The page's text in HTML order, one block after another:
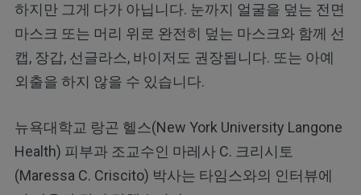
하지만 그게 다가 아닙니다. 눈까지 얼굴을 덮는 전면
마스크 또는 머리 위로 완전히 덮는 마스크와 함께 선
캡, 장갑, 선글라스, 바이저도 권장됩니다. 또는 아예
외출을 하지 않을 수 있습니다.
뉴욕대학교 랑곤 헬스(New York University Langone
Health) 피부과 조교수인 마레사 C. 크리시토
(Maressa C. Criscito) 박사는 타임스와의 인터뷰에